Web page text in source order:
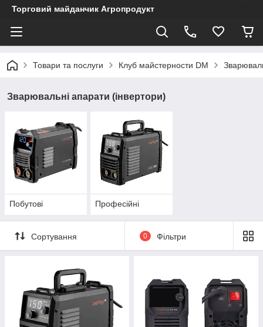
Торговий майданчик Агропродукт
Товари та послуги Клуб майстерности DM
Зварювальні апарати (інвертори)
Побутові Професійні
Сортування 0 Фільтри